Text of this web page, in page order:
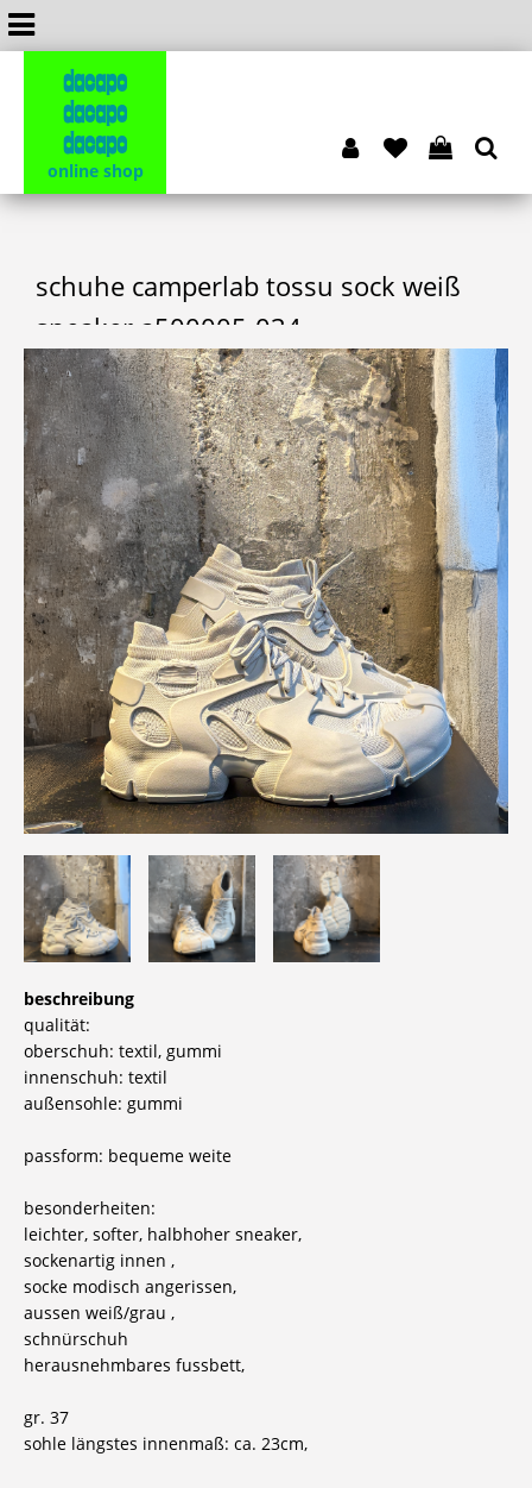
dacapo
dacapo
dacapo
online shop
schuhe camperlab tossu sock weiß
sneaker a500005-034
beschreibung
qualität:
oberschuh: textil, gummi
innenschuh: textil
außensohle: gummi
passform: bequeme weite
besonderheiten:
leichter, softer, halbhoher sneaker,
sockenartig innen ,
socke modisch angerissen,
aussen weiß/grau ,
schnürschuh
herausnehmbares fussbett,
gr. 37
sohle längstes innenmaß: ca. 23cm,